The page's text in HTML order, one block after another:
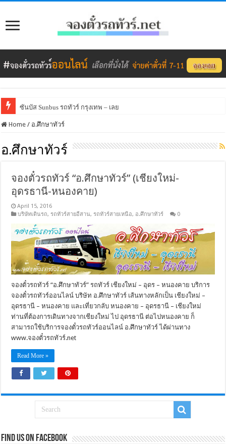
ซันบัส Sunbus รถทัวร์ กรุงเทพ – เลย
Home / อ.ศึกษาทัวร์
อ.ศึกษาทัวร์
จองตั๋วรถทัวร์ “อ.ศึกษาทัวร์” (เชียงใหม่-
อุดรธานี-หนองคาย)
April 15, 2016
บริษัทเดินรถ, รถทัวร์สายอีสาน, รถทัวร์สายเหนือ, อ.ศึกษาทัวร์ 0
จองตั๋วรถทัวร์ “อ.ศึกษาทัวร์” รถทัวร์ เชียงใหม่ – อุดร – หนองคาย บริการ
จองตั๋วรถทัวร์ออนไลน์ บริษัท อ.ศึกษาทัวร์ เส้นทางหลักเป็น เชียงใหม่ –
อุดรธานี – หนองคาย และเที่ยวกลับ หนองคาย – อุดรธานี – เชียงใหม่
ท่านที่ต้องการเดินทางจากเชียงใหม่ ไป อุดรธานี ต่อไปหนองคาย ก็
สามารถใช้บริการจองตั๋วรถทัวร์ออนไลน์ อ.ศึกษาทัวร์ ได้ผ่านทาง
www.จองตั๋วรถทัวร์.net
Read More »
Find us on Facebook